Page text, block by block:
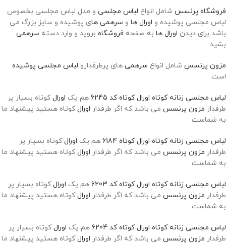
فروشگاه پرنسس شامل انواع لباس مجلسی و مدل لباس مجلسی بخصوص
لباس مجلسی پوشیده و اورال ها و سرهمی های پوشیده و سایز بزرگ می
باشد برای دیدن اورال ها به صفحه فروشگاه بروید و وارد دسته سرهمی
بشید
مزون پرنسس شامل انواع سرهمی های پرطرفدارو لباس مجلسی پوشیده
است
لباس مجلسی زنانه کوتاه اورال کوتاه کد 6245 هم یک اورالکوتاه بسیار پر
طرفدار مزون پرنسس می باشد که اگر طرفدار اورالکوتاه هستید پیشنهاد ما
به شماست
لباس مجلسی زنانه کوتاه اورال کوتاه 6184 هم یک اورالکوتاه بسیار پر
طرفدار مزون پرنسس می باشد که اگر طرفدار اورالکوتاه هستید پیشنهاد ما
به شماست
لباس مجلسی زنانه کوتاه اورال کوتاه کد 6203 هم یک اورالکوتاه بسیار پر
طرفدار مزون پرنسس می باشد که اگر طرفدار اورالکوتاه هستید پیشنهاد ما
به شماست
لباس مجلسی زنانه کوتاه اورال کوتاه کد 6204 هم یک اورالکوتاه بسیار پر
طرفدار مزون پرنسس می باشد که اگر طرفدار اورالکوتاه هستید پیشنهاد ما